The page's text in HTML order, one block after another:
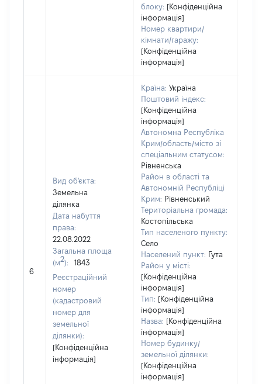
блоку: [Конфіденційна
інформація]
Номер квартири/
кімнати/гаражу:
[Конфіденційна
інформація]
6
Вид об'єкта:
Земельна
ділянка
Дата набуття
права:
22.08.2022
Загальна площа
(м2):
1843
Реєстраційний
номер
(кадастровий
номер для
земельної
ділянки):
[Конфіденційна
інформація]
Країна: Україна
Поштовий індекс:
[Конфіденційна
інформація]
Автономна Республіка
Крим/область/місто зі
спеціальним статусом:
Рівненська
Район в області та
Автономній Республіці
Крим: Рівненський
Територіальна громада:
Костопільська
Тип населеного пункту:
Село
Населений пункт: Гута
Район у місті:
[Конфіденційна
інформація]
Тип: [Конфіденційна
інформація]
Назва: [Конфіденційна
інформація]
Номер будинку/
земельної ділянки:
[Конфіденційна
інформація]